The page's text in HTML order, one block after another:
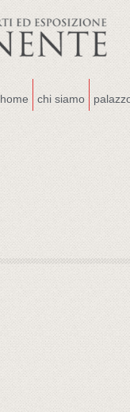
home chi siamo